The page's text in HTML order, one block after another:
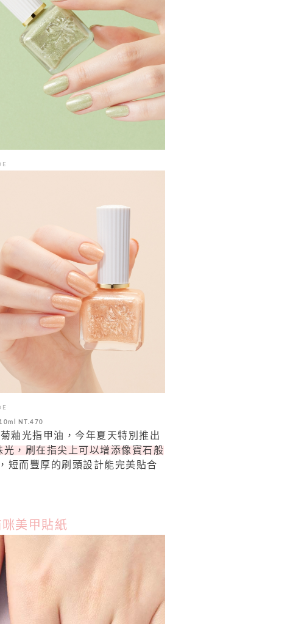
NT.470
釉光指甲油，今年夏天特別推出
，刷在指尖上可以增添像寶石般
短而豐厚的刷頭設計能完美貼合
美甲貼紙